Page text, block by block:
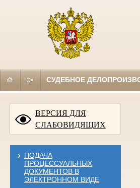
СУДЕБНОЕ
ВЕРСИЯ ДЛЯ
СЛАБОВИДЯЩИХ
ПОДАЧА
ПРОЦЕССУАЛЬНЫХ
ДОКУМЕНТОВ В
ЭЛЕКТРОННОМ ВИДЕ